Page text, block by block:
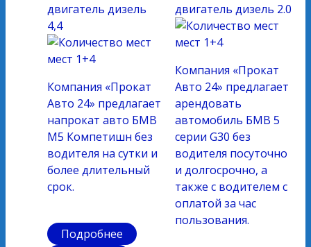
двигатель дизель
4,4
мест 1+4
Компания «Прокат
Авто 24» предлагает
напрокат авто БМВ
М5 Компетишн без
водителя на сутки и
более длительный
срок.
Подробнее
двигатель дизель 2.0
мест 1+4
Компания «Прокат
Авто 24» предлагает
арендовать
автомобиль БМВ 5
серии G30 без
водителя посуточно
и долгосрочно, а
также с водителем с
оплатой за час
пользования.